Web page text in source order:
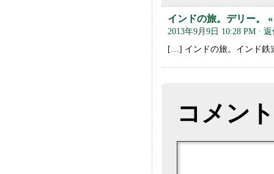
インドの旅。デリー。
2013年9月9日 10:28 PM ·
[…] インドの旅。インド
コメント